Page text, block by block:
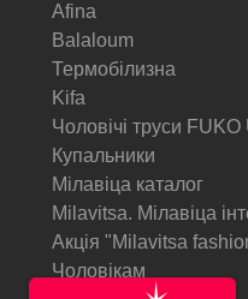
Afina
Balaloum
Термобілизна
Kifa
Чоловічі труси FUKO
Купальники
Мілавіца каталог
Milavitsa. Мілавіца
Акція "Milavitsa
Чоловікам